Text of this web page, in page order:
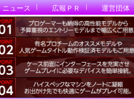
ニュース 広報ＰＲ 運営団体